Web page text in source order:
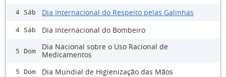
4 Sáb Dia Internacional do Respeito pelas Galinhas
4 Sáb Dia Internacional do Bombeiro
5 Dom
Dia Nacional sobre o Uso Racional de
Medicamentos
5 Dom Dia Mundial de Higienização das Mãos